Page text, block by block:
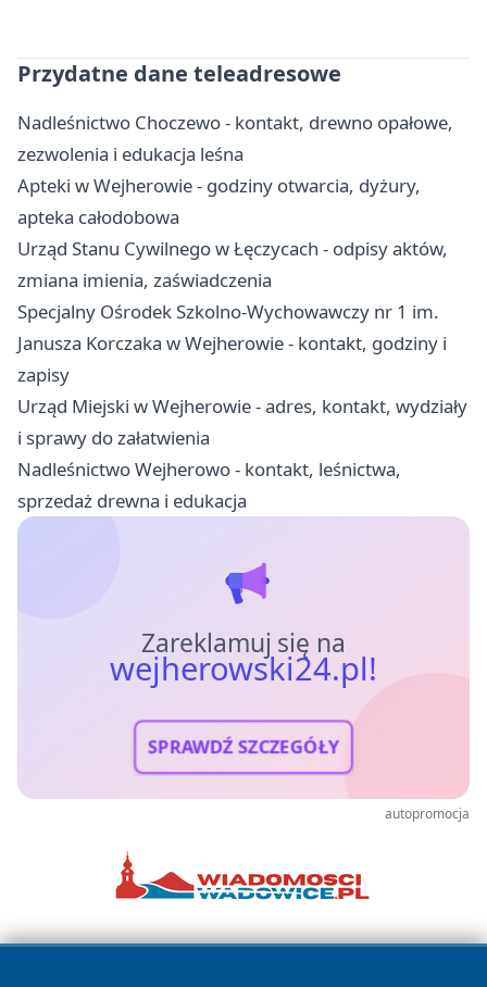
Przydatne dane teleadresowe
Nadleśnictwo Choczewo - kontakt, drewno opałowe,
zezwolenia i edukacja leśna
Apteki w Wejherowie - godziny otwarcia, dyżury,
apteka całodobowa
Urząd Stanu Cywilnego w Łęczycach - odpisy aktów,
zmiana imienia, zaświadczenia
Specjalny Ośrodek Szkolno-Wychowawczy nr 1 im.
Janusza Korczaka w Wejherowie - kontakt, godziny i
zapisy
Urząd Miejski w Wejherowie - adres, kontakt, wydziały
i sprawy do załatwienia
Nadleśnictwo Wejherowo - kontakt, leśnictwa,
sprzedaż drewna i edukacja
Zareklamuj się na
wejherowski24.pl!
SPRAWDŹ SZCZEGÓŁY
autopromocja